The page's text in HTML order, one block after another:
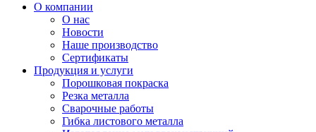
О компании
О нас
Новости
Наше производство
Сертификаты
Продукция и услуги
Порошковая покраска
Резка металла
Сварочные работы
Гибка листового металла